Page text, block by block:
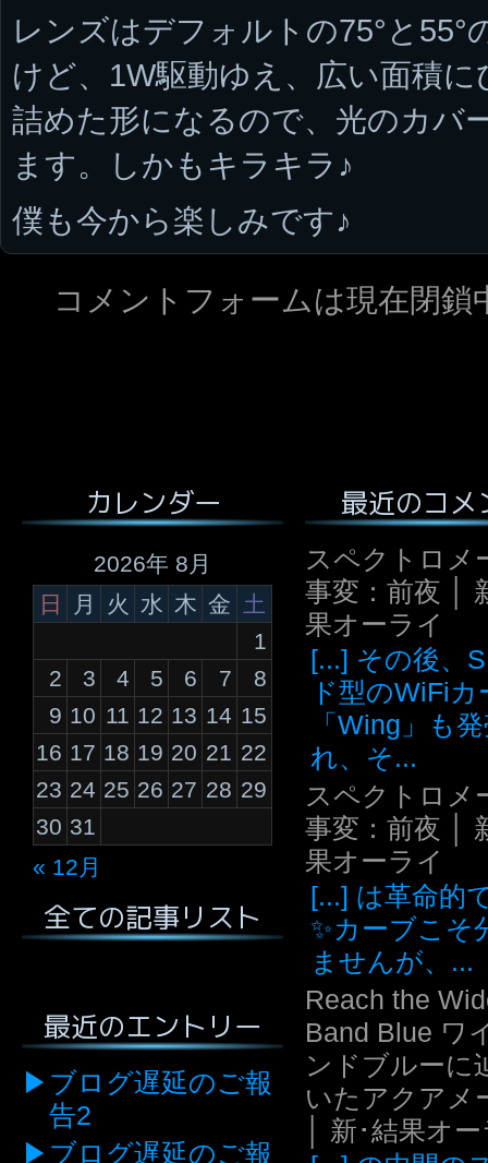
レンズはデフォルトの75°と
けど、1W駆動ゆえ、広い面積
詰めた形になるので、光のカバ
ます。しかもキラキラ♪
僕も今から楽しみです♪
コメントフォームは現在閉鎖
カレンダー
2026年 8月
日
月 火 水 木 金 土
« 12月
1
2
3 4 5 6 7
8
9 10 11 12 13 14 15
16 17 18 19 20 21 22
23 24 25 26 27 28 29
30 31
全ての記事リスト
最近のエントリー
ブログ遅延のご報
告2
ブログ遅延のご報
最近のコメ
スペクトロメ
事変：前夜 │
果オーライ
[...] その後、
ド型のWiFiカ
「Wing」も
れ、そ...
スペクトロメ
事変：前夜 │
果オーライ
[...] は革命的
✨カーブこそ
ませんが、...
Reach the
Band Blue ワ
ンドブルーに
いたアクアメ
│ 新･結果オ